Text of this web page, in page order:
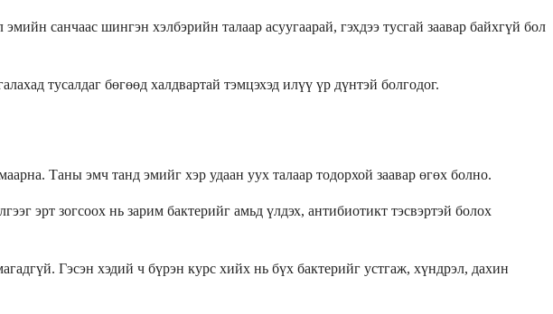
санчаас шингэн хэлбэрийн талаар асуугаарай, гэхдээ тусгай заавар байхгүй бол
тусалдаг бөгөөд халдвартай тэмцэхэд илүү үр дүнтэй болгодог.
Таны эмч танд эмийг хэр удаан уух талаар тодорхой заавар өгөх болно.
эрт зогсоох нь зарим бактерийг амьд үлдэх, антибиотикт тэсвэртэй болох
Гэсэн хэдий ч бүрэн курс хийх нь бүх бактерийг устгаж, хүндрэл, дахин